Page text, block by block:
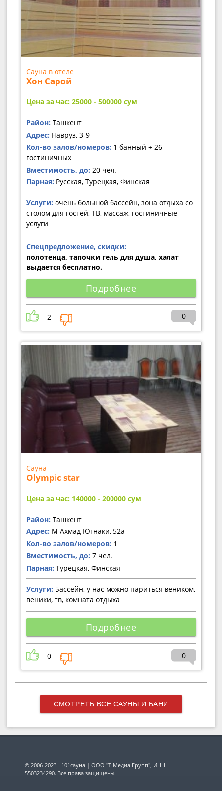
Сауна в отеле
Хон Сарой
Цена за час: 25000 - 500000 сум
Район: Ташкент
Адрес: Навруз, 3-9
Кол-во залов/номеров: 1 банный + 26
гостиничных
Вместимость, до: 20 чел.
Парная: Русская, Турецкая, Финская
Услуги: очень большой бассейн, зона отдыха со
столом для гостей, ТВ, массаж, гостиничные
услуги
Спецпредложение, скидки:
полотенца, тапочки гель для душа, халат
выдается бесплатно.
Подробнее
2 0
Сауна
Olympic star
Цена за час: 140000 - 200000 сум
Район: Ташкент
Адрес: М Ахмад Югнаки, 52а
Кол-во залов/номеров: 1
Вместимость, до: 7 чел.
Парная: Турецкая, Финская
Услуги: Бассейн, у нас можно париться веником,
веники, тв, комната отдыха
Подробнее
0 0
СМОТРЕТЬ ВСЕ САУНЫ И БАНИ
© 2006-2023 - 101сауна | ООО "Т-Медиа Групп", ИНН
5503234290. Все права защищены.